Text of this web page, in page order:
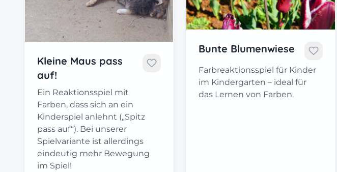
Kleine Maus pass
auf!
Ein Reaktionsspiel mit
Farben, dass sich an ein
Kinderspiel anlehnt („Spitz
pass auf“). Bei unserer
Spielvariante ist allerdings
eindeutig mehr Bewegung
im Spiel!
Bunte Blumenwiese
Farbreaktionsspiel für Kinder
im Kindergarten – ideal für
das Lernen von Farben.